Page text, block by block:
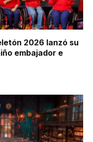
2026 lanzó su
embajador e